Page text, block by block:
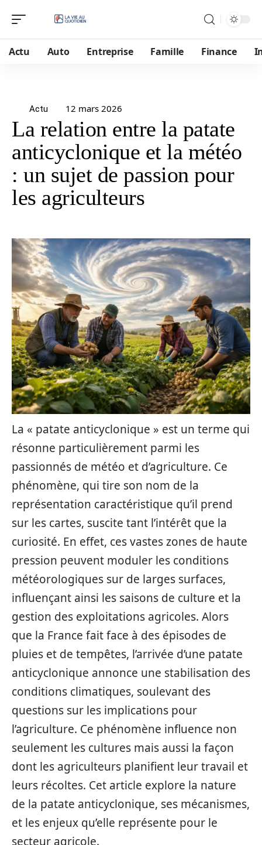
Actu Auto Entreprise Famille Finance
Actu 12 mars 2026
La relation entre la patate
anticyclonique et la météo
: un sujet de passion pour
les agriculteurs
La « patate anticyclonique » est un terme qui
résonne particulièrement parmi les
passionnés de météo et d’agriculture. Ce
phénomène, qui tire son nom de la
représentation caractéristique qu’il prend
sur les cartes, suscite tant l’intérêt que la
curiosité. En effet, ces vastes zones de haute
pression peuvent moduler les conditions
météorologiques sur de larges surfaces,
influençant ainsi les saisons de culture et la
gestion des exploitations agricoles. Alors
que la France fait face à des épisodes de
pluies et de tempêtes, l’arrivée d’une patate
anticyclonique annonce une stabilisation des
conditions climatiques, soulevant des
questions sur les implications pour
l’agriculture. Ce phénomène influence non
seulement les cultures mais aussi la façon
dont les agriculteurs planifient leur travail et
leurs récoltes. Cet article explore la nature
de la patate anticyclonique, ses mécanismes,
et les enjeux qu’elle représente pour le
secteur agricole.